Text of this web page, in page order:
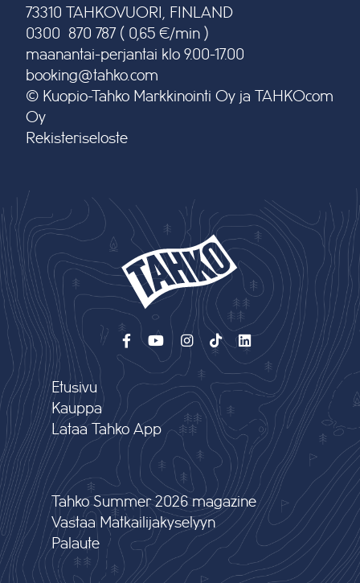
73310 TAHKOVUORI, FINLAND
0300 870 787 ( 0,65 €/min )
maanantai-perjantai klo 9.00-17.00
booking@tahko.com
© Kuopio-Tahko Markkinointi Oy ja TAHKOcom
Oy
Rekisteriseloste
Etusivu
Kauppa
Lataa Tahko App
Tahko Summer 2026 magazine
Vastaa Matkailijakyselyyn
Palaute